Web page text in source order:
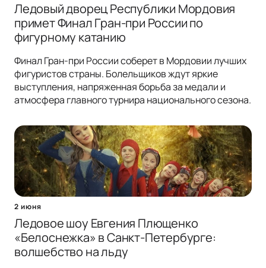
Ледовый дворец Республики Мордовия
примет Финал Гран-при России по
фигурному катанию
Финал Гран-при России соберет в Мордовии лучших
фигуристов страны. Болельщиков ждут яркие
выступления, напряженная борьба за медали и
атмосфера главного турнира национального сезона.
2 июня
Ледовое шоу Евгения Плющенко
«Белоснежка» в Санкт-Петербурге:
волшебство на льду